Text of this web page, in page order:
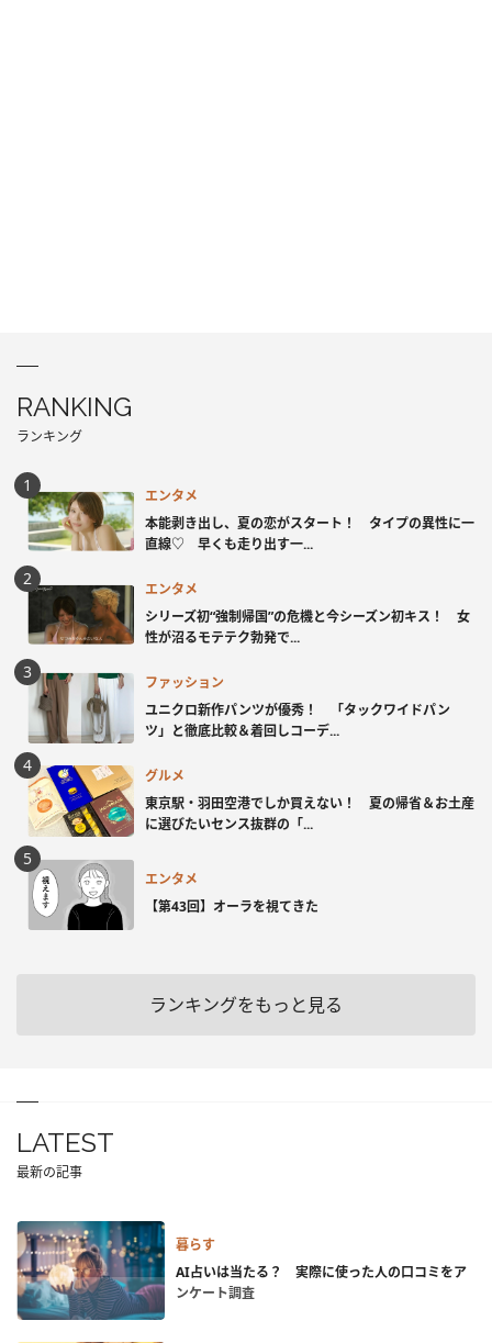
RANKING
ランキング
エンタメ
本能剥き出し、夏の恋がスタート！ タイプの異性に一
直線♡ 早くも走り出す一...
エンタメ
シリーズ初“強制帰国”の危機と今シーズン初キス！ 女
性が沼るモテテク勃発で...
ファッション
ユニクロ新作パンツが優秀！ 「タックワイドパン
ツ」と徹底比較＆着回しコーデ...
グルメ
東京駅・羽田空港でしか買えない！ 夏の帰省＆お土産
に選びたいセンス抜群の「...
エンタメ
【第43回】オーラを視てきた
ランキングをもっと見る
LATEST
最新の記事
暮らす
AI占いは当たる？ 実際に使った人の口コミをア
ンケート調査